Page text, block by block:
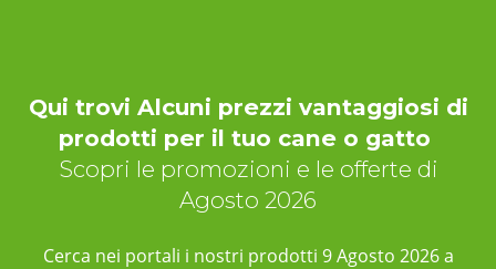
Qui trovi Alcuni prezzi vantaggiosi di
prodotti per il tuo cane o gatto
Scopri le promozioni e le offerte di
Agosto 2026
Cerca nei portali i nostri prodotti 9 Agosto 2026 a